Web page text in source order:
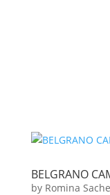
BELGRANO
by Romina